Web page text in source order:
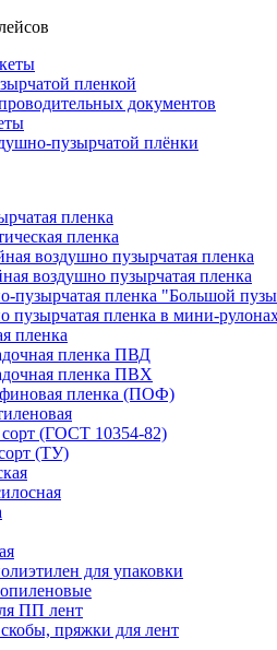
пленкой
документов
пузырчатой плёнки
пленка
пленка
воздушно пузырчатая пленка
воздушно пузырчатая пленка
пузырчатая пленка "Большой
пузырчатая пленка в мини-
пленка
пленка ПВД
пленка ПВХ
пленка (ПОФ)
(ГОСТ 10354-82)
(ТУ)
для упаковки
ПП лент
пряжки для лент